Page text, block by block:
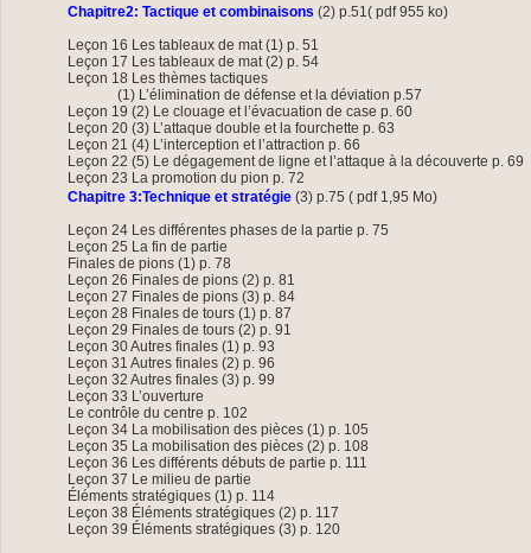
Chapitre2: Tactique et combinaisons (2) p.51( pdf 955 ko)
Leçon 16 Les tableaux de mat (1) p. 51
Leçon 17 Les tableaux de mat (2) p. 54
Leçon 18 Les thèmes tactiques
(1) L’élimination de défense et la déviation p.57
Leçon 19 (2) Le clouage et l’évacuation de case p. 60
Leçon 20 (3) L’attaque double et la fourchette p. 63
Leçon 21 (4) L’interception et l’attraction p. 66
Leçon 22 (5) Le dégagement de ligne et l’attaque à la découverte p. 69
Leçon 23 La promotion du pion p. 72
Chapitre 3:Technique et stratégie (3) p.75 ( pdf 1,95 Mo)
Leçon 24 Les différentes phases de la partie p. 75
Leçon 25 La fin de partie
Finales de pions (1) p. 78
Leçon 26 Finales de pions (2) p. 81
Leçon 27 Finales de pions (3) p. 84
Leçon 28 Finales de tours (1) p. 87
Leçon 29 Finales de tours (2) p. 91
Leçon 30 Autres finales (1) p. 93
Leçon 31 Autres finales (2) p. 96
Leçon 32 Autres finales (3) p. 99
Leçon 33 L’ouverture
Le contrôle du centre p. 102
Leçon 34 La mobilisation des pièces (1) p. 105
Leçon 35 La mobilisation des pièces (2) p. 108
Leçon 36 Les différents débuts de partie p. 111
Leçon 37 Le milieu de partie
Éléments stratégiques (1) p. 114
Leçon 38 Éléments stratégiques (2) p. 117
Leçon 39 Éléments stratégiques (3) p. 120